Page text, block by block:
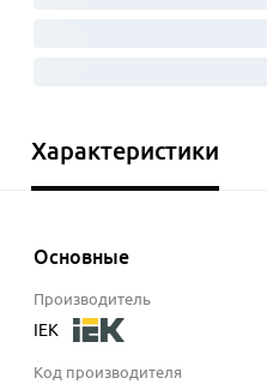
Характеристики
Основные
Производитель
IEK
Код производителя